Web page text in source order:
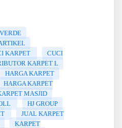
KARPET
CUCI
KARPET L
HARGA KARPET
HARGA KARPET
MASJID
HJ GROUP
JUAL KARPET
KARPET